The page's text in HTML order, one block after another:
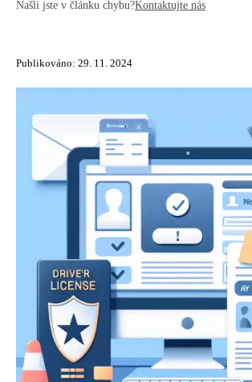
Našli jste v článku chybu?Kontaktujte nás
Publikováno: 29. 11. 2024